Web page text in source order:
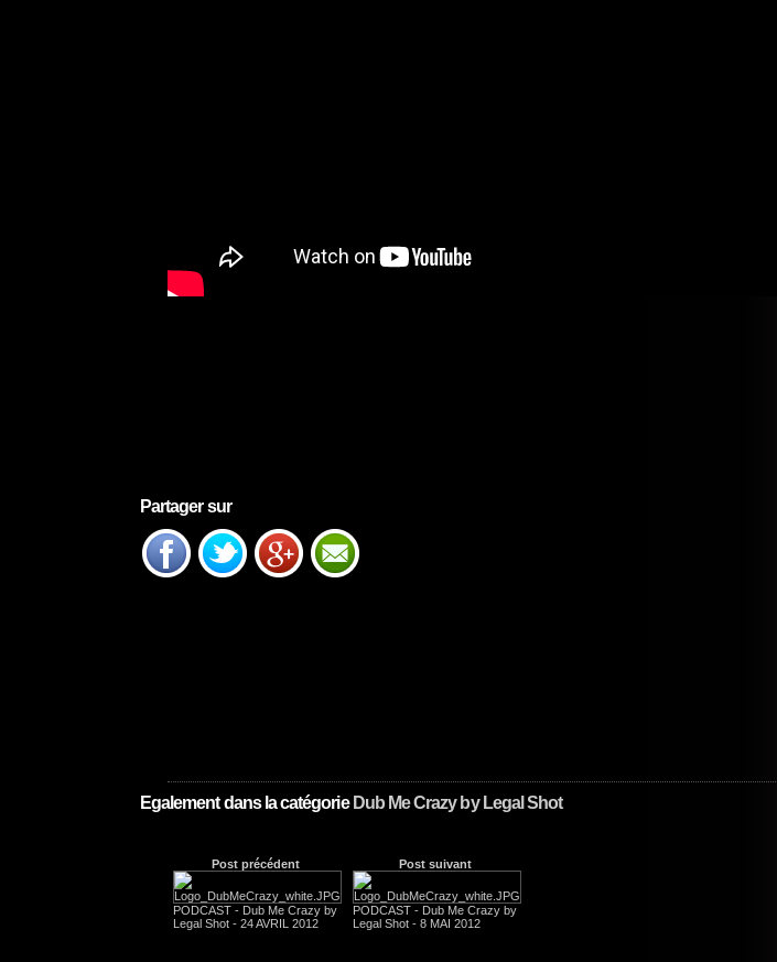
Partager sur
Egalement dans la catégorie Dub Me Crazy by Legal Shot
Post précédent
PODCAST - Dub Me Crazy by
Legal Shot - 24 AVRIL 2012
Post suivant
PODCAST - Dub Me Crazy by
Legal Shot - 8 MAI 2012